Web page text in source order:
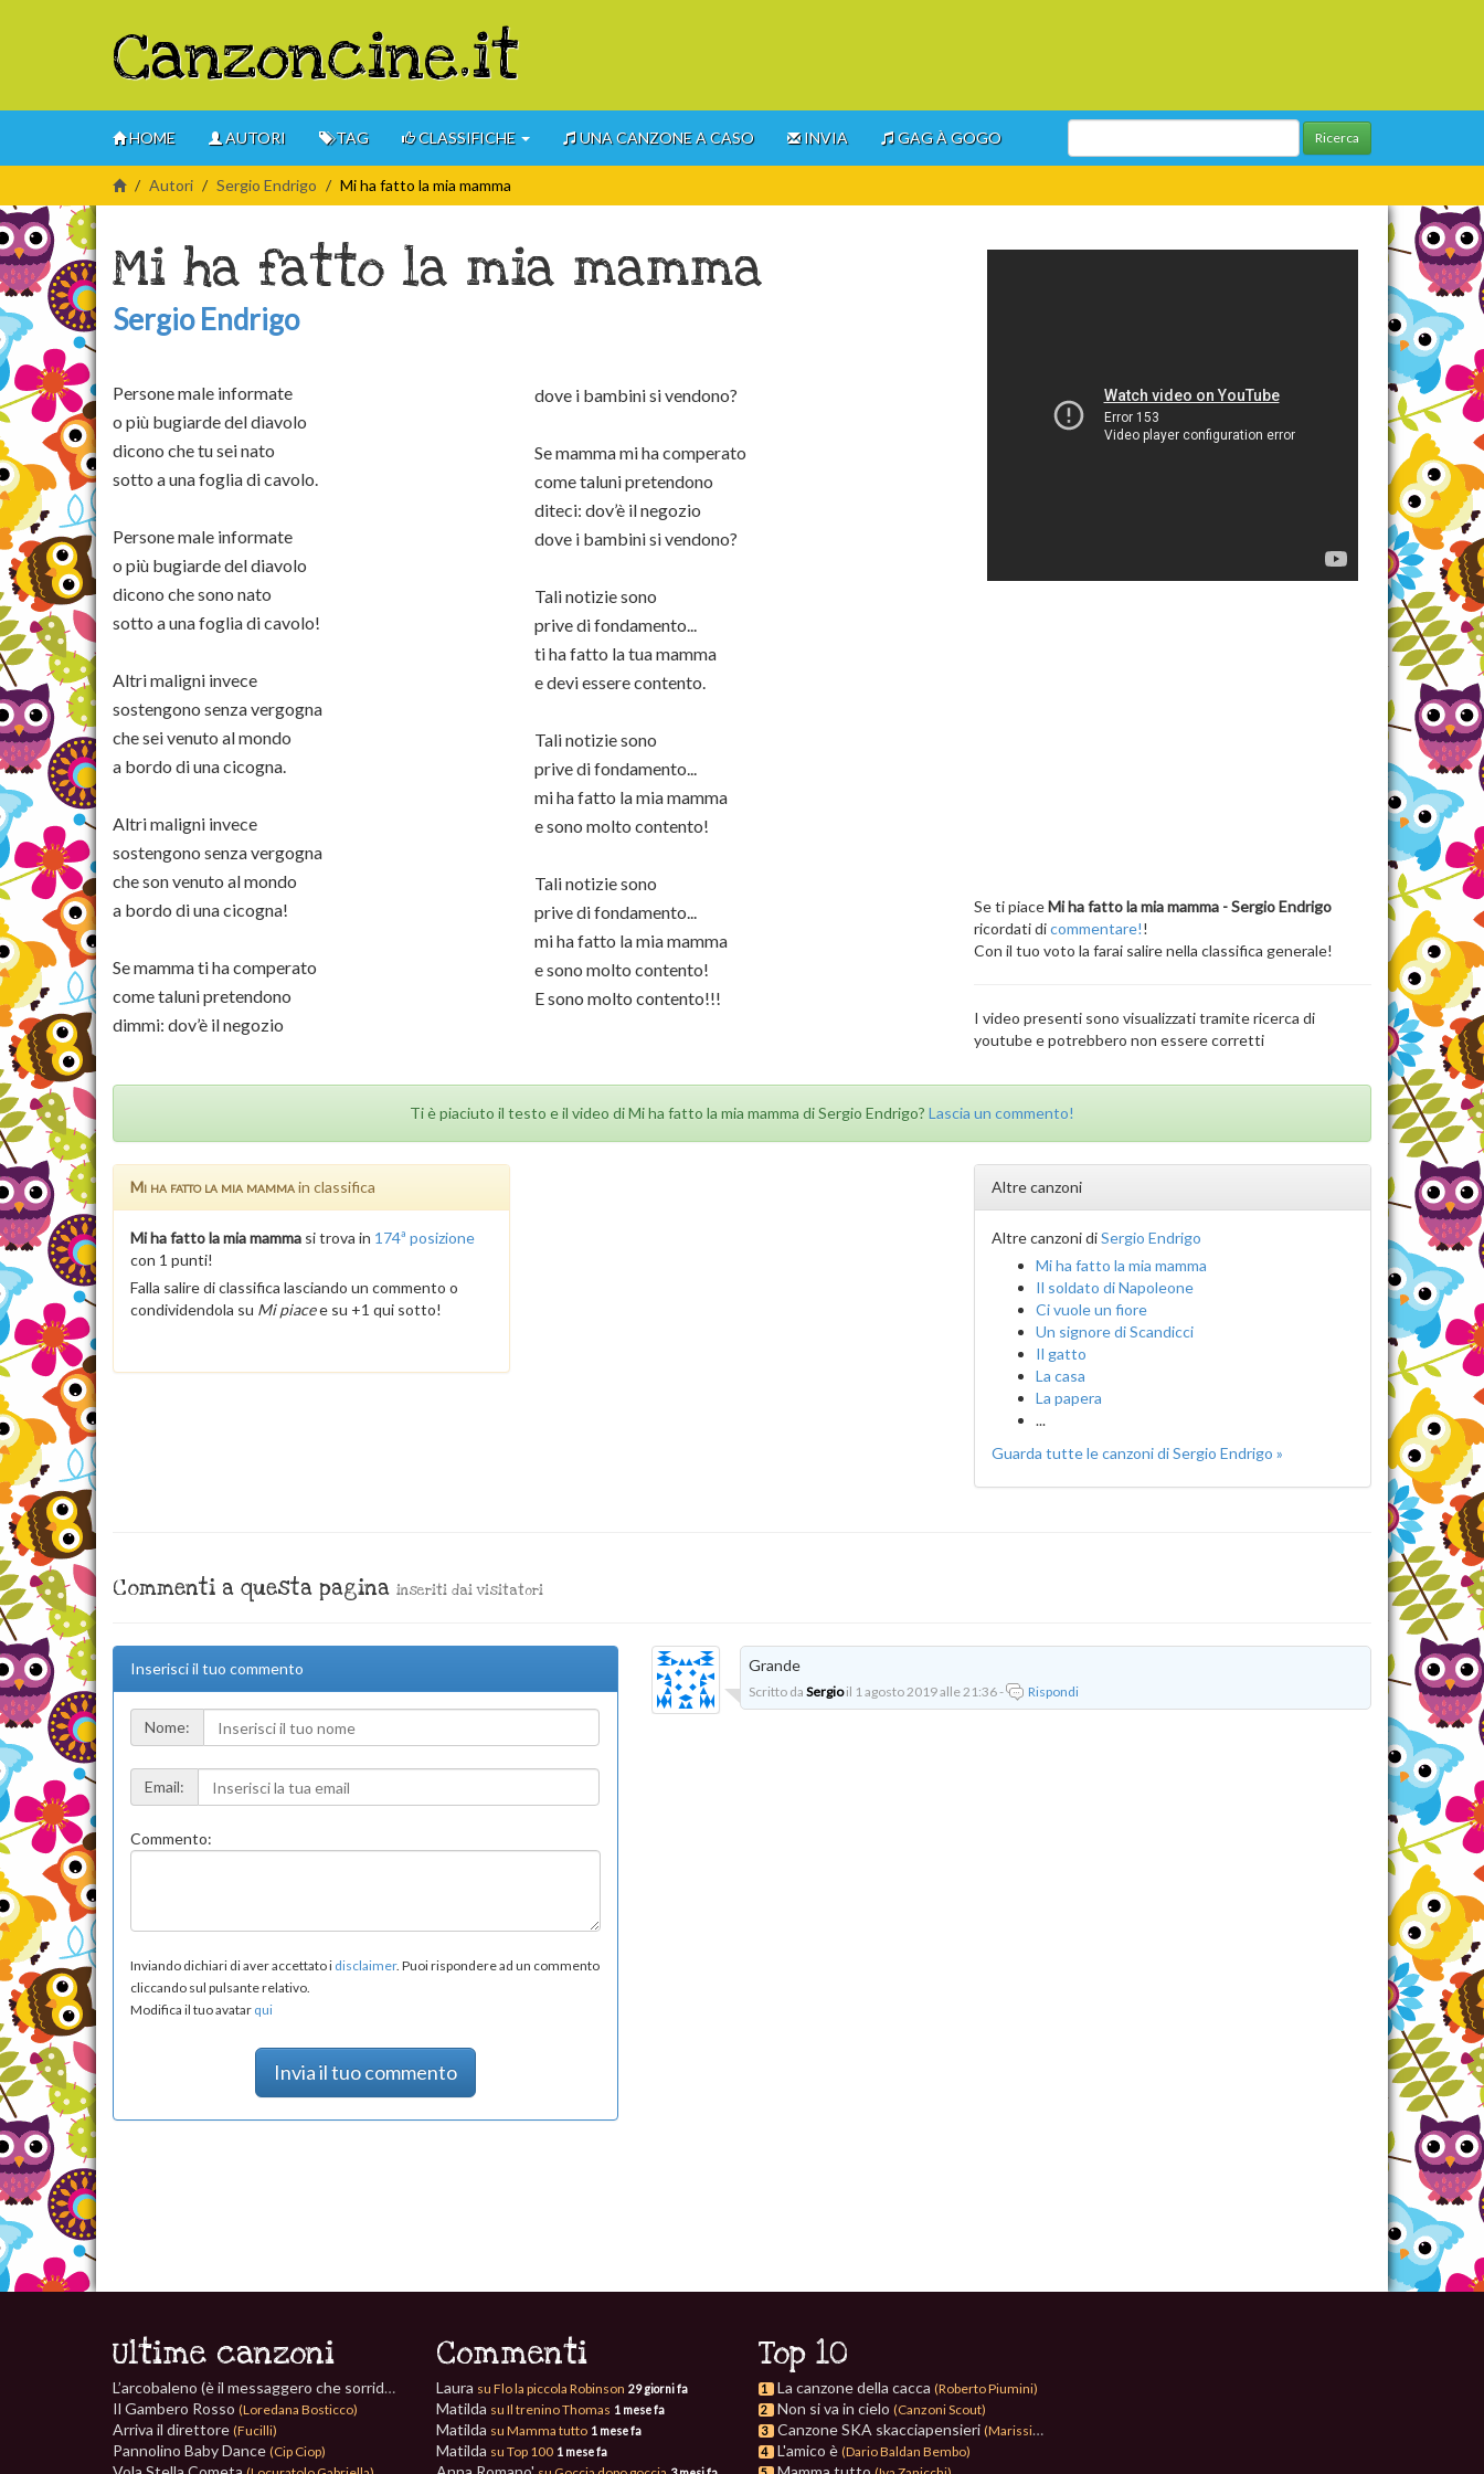
Canzoncine.it
HOME AUTORI TAG CLASSIFICHE UNA CANZONE A CASO INVIA GAG À GOGO Ricerca
Autori Sergio Endrigo Mi ha fatto la mia mamma
Mi ha fatto la mia mamma
Sergio Endrigo
Persone male informate
o più bugiarde del diavolo
dicono che tu sei nato
sotto a una foglia di cavolo.
Persone male informate
o più bugiarde del diavolo
dicono che sono nato
sotto a una foglia di cavolo!
Altri maligni invece
sostengono senza vergogna
che sei venuto al mondo
a bordo di una cicogna.
Altri maligni invece
sostengono senza vergogna
che son venuto al mondo
a bordo di una cicogna!
Se mamma ti ha comperato
come taluni pretendono
dimmi: dov’è il negozio
dove i bambini si vendono?
Se mamma mi ha comperato
come taluni pretendono
diteci: dov’è il negozio
dove i bambini si vendono?
Tali notizie sono
prive di fondamento...
ti ha fatto la tua mamma
e devi essere contento.
Tali notizie sono
prive di fondamento...
mi ha fatto la mia mamma
e sono molto contento!
Tali notizie sono
prive di fondamento...
mi ha fatto la mia mamma
e sono molto contento!
E sono molto contento!!!
Se ti piaceMi ha fatto la mia mamma - Sergio Endrigo
ricordati dicommentare!!
Con il tuo voto la farai salire nella classifica generale!
I video presenti sono visualizzati tramite ricerca di
youtube e potrebbero non essere corretti
Ti è piaciuto il testo e il video di Mi ha fatto la mia mamma di Sergio Endrigo? Lascia un commento!
Mi ha fatto la mia mammain classifica
Mi ha fatto la mia mamma si trova in 174ª posizione
con 1 punti!
Falla salire di classifica lasciando un commento o
condividendola su Mi piacee su +1 qui sotto!
Altre canzoni
Altre canzoni diSergio Endrigo
Mi ha fatto la mia mamma
Il soldato di Napoleone
Ci vuole un fiore
Un signore di Scandicci
Il gatto
La casa
La papera
...
Guarda tutte le canzoni di Sergio Endrigo »
Commenti a questa pagina inseriti dai visitatori
Inserisci il tuo commento
Nome:
Email:
Commento:
Inviando dichiari di aver accettato i disclaimer. Puoi rispondere ad un commento
cliccando sul pulsante relativo.
Modifica il tuo avatar qui
Invia il tuo commento
Grande
Scritto da Sergioil 1 agosto 2019 alle 21:36 - Rispondi
Ultime canzoni
L’arcobaleno (è il messaggero che sorride) (Paolo Vezzaro)
Il Gambero Rosso (Loredana Bosticco)
Arriva il direttore (Fucilli)
Pannolino Baby Dance (Cip Ciop)
Commenti
Laura su Flo la piccola Robinson 29 giorni fa
Matilda su Il trenino Thomas 1 mese fa
Matilda su Mamma tutto 1 mese fa
Matilda su Top 100 1 mese fa
Top 10
1 La canzone della cacca (Roberto Piumini)
2 Non si va in cielo (Canzoni Scout)
3 Canzone SKA skacciapensieri (Marissima)
4 L'amico è (Dario Baldan Bembo)